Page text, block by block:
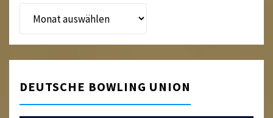
Beitragsarchiv
DEUTSCHE BOWLING UNION